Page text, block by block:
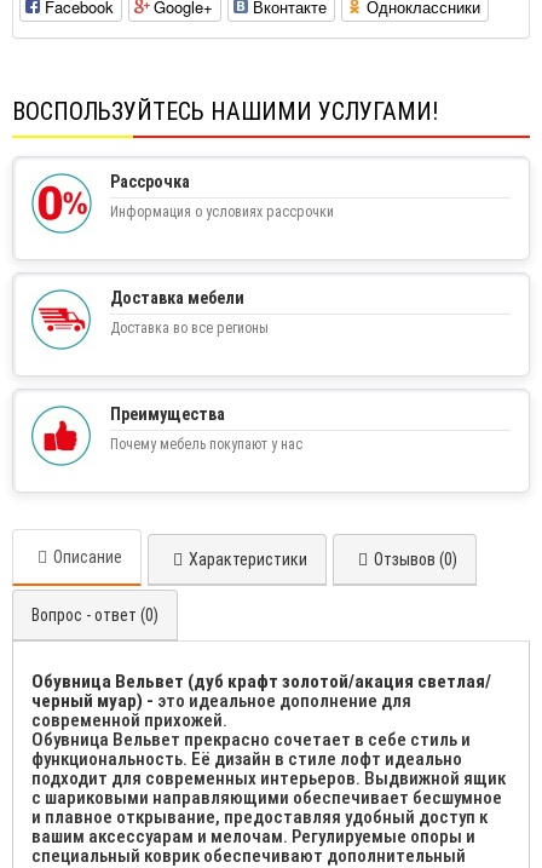
Facebook Google+ Вконтакте Одноклассники
ВОСПОЛЬЗУЙТЕСЬ НАШИМИ УСЛУГАМИ!
Рассрочка
Информация о условиях рассрочки
Доставка мебели
Доставка во все регионы
Преимущества
Почему мебель покупают у нас
Описание Характеристики Отзывов (0)
Вопрос - ответ (0)
Обувница Вельвет (дуб крафт золотой/акация светлая/
черный муар) - это идеальное дополнение для
современной прихожей.
Обувница Вельвет прекрасно сочетает в себе стиль и
функциональность. Её дизайн в стиле лофт идеально
подходит для современных интерьеров. Выдвижной ящик
с шариковыми направляющими обеспечивает бесшумное
и плавное открывание, предоставляя удобный доступ к
вашим аксессуарам и мелочам. Регулируемые опоры и
специальный коврик обеспечивают дополнительный